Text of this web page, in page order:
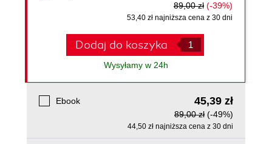
89,00 zł (-39%)
53,40 zł najniższa cena z 30 dni
Dodaj do koszyka
Wysyłamy w 24h
Ebook 45,39 zł
89,00 zł (-49%)
44,50 zł najniższa cena z 30 dni